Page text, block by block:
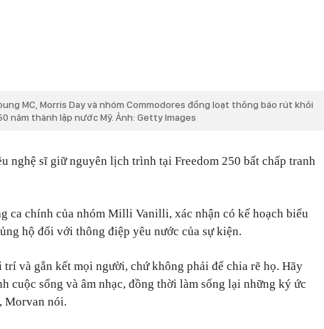
MC, Morris Day và nhóm Commodores đồng loạt thông báo rút khỏi
năm thành lập nước Mỹ. Ảnh: Getty Images
nghệ sĩ giữ nguyên lịch trình tại Freedom 250 bất chấp tranh
ca chính của nhóm Milli Vanilli, xác nhận có kế hoạch biểu
hộ đối với thông điệp yêu nước của sự kiện.
trí và gắn kết mọi người, chứ không phải để chia rẽ họ. Hãy
cuộc sống và âm nhạc, đồng thời làm sống lại những ký ức
Morvan nói.